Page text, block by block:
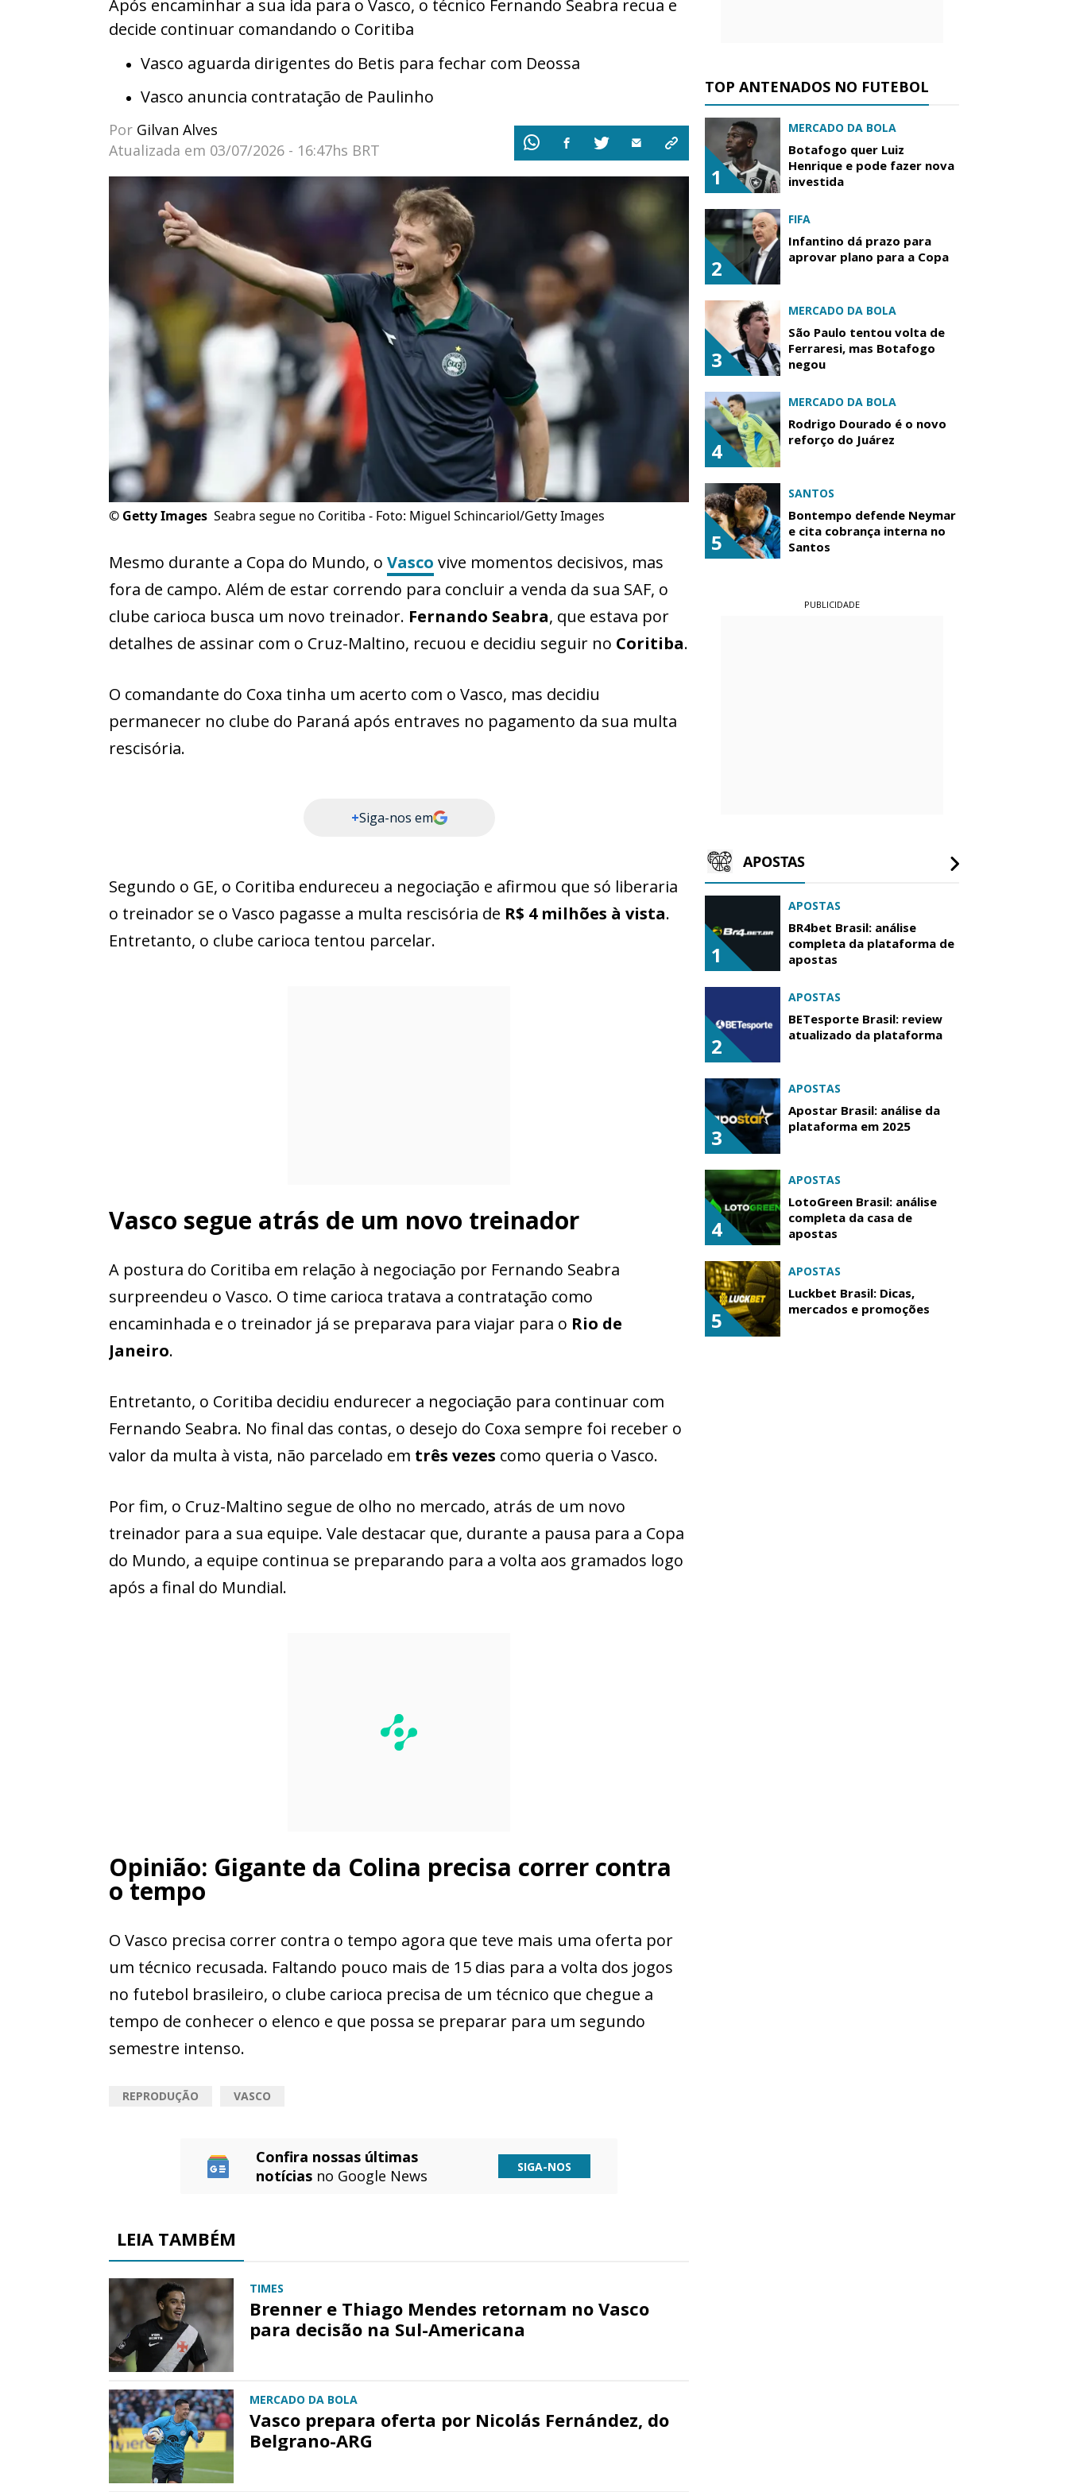
Após encaminhar a sua ida para o Vasco, o técnico Fernando Seabra recua e
decide continuar comandando o Coritiba
Vasco aguarda dirigentes do Betis para fechar com Deossa
Vasco anuncia contratação de Paulinho
Por Gilvan Alves
Atualizada em 03/07/2026 - 16:47hs BRT
© Getty Images Seabra segue no Coritiba - Foto: Miguel Schincariol/Getty Images
Mesmo durante a Copa do Mundo, o Vasco vive momentos decisivos, mas
fora de campo. Além de estar correndo para concluir a venda da sua SAF, o
clube carioca busca um novo treinador. Fernando Seabra, que estava por
detalhes de assinar com o Cruz-Maltino, recuou e decidiu seguir no Coritiba.
O comandante do Coxa tinha um acerto com o Vasco, mas decidiu
permanecer no clube do Paraná após entraves no pagamento da sua multa
rescisória.
+Siga-nos em
Segundo o GE, o Coritiba endureceu a negociação e afirmou que só liberaria
o treinador se o Vasco pagasse a multa rescisória de R$ 4 milhões à vista.
Entretanto, o clube carioca tentou parcelar.
Vasco segue atrás de um novo treinador
A postura do Coritiba em relação à negociação por Fernando Seabra
surpreendeu o Vasco. O time carioca tratava a contratação como
encaminhada e o treinador já se preparava para viajar para o Rio de
Janeiro.
Entretanto, o Coritiba decidiu endurecer a negociação para continuar com
Fernando Seabra. No final das contas, o desejo do Coxa sempre foi receber o
valor da multa à vista, não parcelado em três vezes como queria o Vasco.
Por fim, o Cruz-Maltino segue de olho no mercado, atrás de um novo
treinador para a sua equipe. Vale destacar que, durante a pausa para a Copa
do Mundo, a equipe continua se preparando para a volta aos gramados logo
após a final do Mundial.
Opinião: Gigante da Colina precisa correr contra
o tempo
O Vasco precisa correr contra o tempo agora que teve mais uma oferta por
um técnico recusada. Faltando pouco mais de 15 dias para a volta dos jogos
no futebol brasileiro, o clube carioca precisa de um técnico que chegue a
tempo de conhecer o elenco e que possa se preparar para um segundo
semestre intenso.
REPRODUÇÃO VASCO
Confira nossas últimas
notícias no Google News SIGA-NOS
LEIA TAMBÉM
TIMES
Brenner e Thiago Mendes retornam no Vasco
para decisão na Sul-Americana
MERCADO DA BOLA
Vasco prepara oferta por Nicolás Fernández, do
Belgrano-ARG
TOP ANTENADOS NO FUTEBOL
1
MERCADO DA BOLA
Botafogo quer Luiz
Henrique e pode fazer nova
investida
2
FIFA
Infantino dá prazo para
aprovar plano para a Copa
3
MERCADO DA BOLA
São Paulo tentou volta de
Ferraresi, mas Botafogo
negou
4
MERCADO DA BOLA
Rodrigo Dourado é o novo
reforço do Juárez
5
SANTOS
Bontempo defende Neymar
e cita cobrança interna no
Santos
PUBLICIDADE
APOSTAS
1
APOSTAS
BR4bet Brasil: análise
completa da plataforma de
apostas
2
APOSTAS
BETesporte Brasil: review
atualizado da plataforma
3
APOSTAS
Apostar Brasil: análise da
plataforma em 2025
4
APOSTAS
LotoGreen Brasil: análise
completa da casa de
apostas
5
APOSTAS
Luckbet Brasil: Dicas,
mercados e promoções